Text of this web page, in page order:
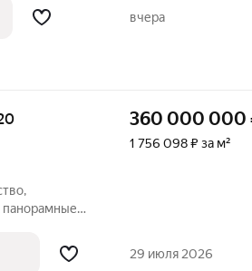
элитного
вчера
панорамные
и
360 000 000
1 756 098 ₽ за м²
29 июля 2026